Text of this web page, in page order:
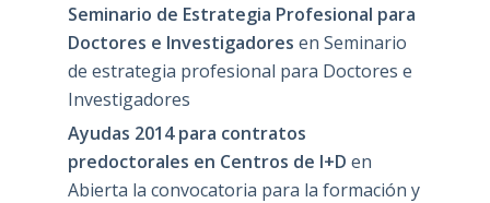
Seminario de Estrategia Profesional para
Doctores e Investigadores en Seminario
de estrategia profesional para Doctores e
Investigadores
Ayudas 2014 para contratos
predoctorales en Centros de I+D en
Abierta la convocatoria para la formación y